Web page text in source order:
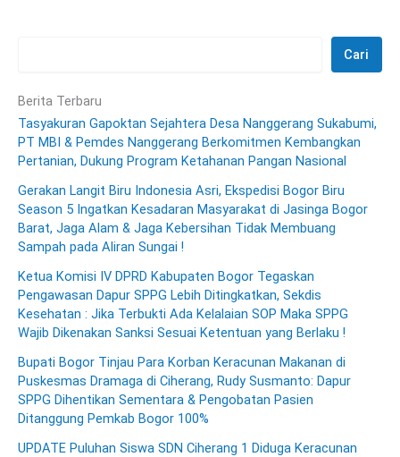
Cari
Berita Terbaru
Tasyakuran Gapoktan Sejahtera Desa Nanggerang Sukabumi,
PT MBI & Pemdes Nanggerang Berkomitmen Kembangkan
Pertanian, Dukung Program Ketahanan Pangan Nasional
Gerakan Langit Biru Indonesia Asri, Ekspedisi Bogor Biru
Season 5 Ingatkan Kesadaran Masyarakat di Jasinga Bogor
Barat, Jaga Alam & Jaga Kebersihan Tidak Membuang
Sampah pada Aliran Sungai !
Ketua Komisi IV DPRD Kabupaten Bogor Tegaskan
Pengawasan Dapur SPPG Lebih Ditingkatkan, Sekdis
Kesehatan : Jika Terbukti Ada Kelalaian SOP Maka SPPG
Wajib Dikenakan Sanksi Sesuai Ketentuan yang Berlaku !
Bupati Bogor Tinjau Para Korban Keracunan Makanan di
Puskesmas Dramaga di Ciherang, Rudy Susmanto: Dapur
SPPG Dihentikan Sementara & Pengobatan Pasien
Ditanggung Pemkab Bogor 100%
UPDATE Puluhan Siswa SDN Ciherang 1 Diduga Keracunan